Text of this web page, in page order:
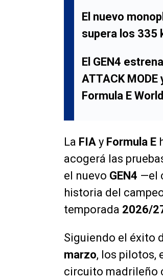
El nuevo
supera los 335
El GEN4
ATTACK MODE
Formula E
La FIA y Formula E
acogerá las
el nuevo GEN4 —el
historia del
temporada 2026/
Siguiendo el éxito
marzo, los pilotos,
circuito madrileño